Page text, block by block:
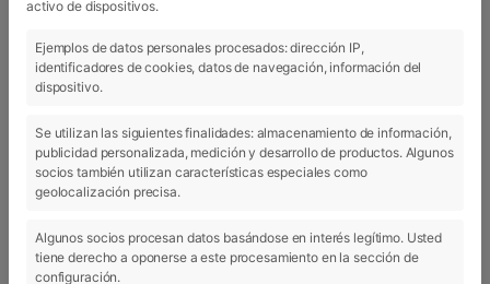
ARCHIVO CATEGORÍAS
08 May 2017
activo de dispositivos.
Ejemplos de datos personales procesados: dirección IP,
identificadores de cookies, datos de navegación, información del
dispositivo.
Se utilizan las siguientes finalidades: almacenamiento de información,
publicidad personalizada, medición y desarrollo de productos. Algunos
socios también utilizan características especiales como
geolocalización precisa.
Algunos socios procesan datos basándose en interés legítimo. Usted
tiene derecho a oponerse a este procesamiento en la sección de
configuración.